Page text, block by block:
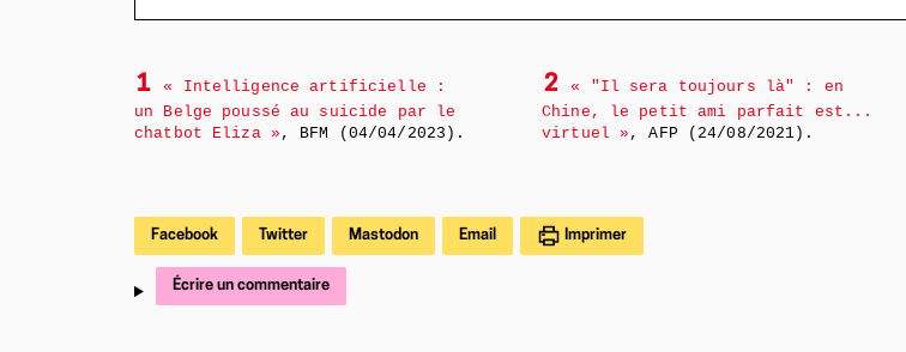
1
« Intelligence artificielle :
un Belge poussé au suicide par le
chatbot Eliza » , BFM (04/04/2023).
2
« "Il sera toujours là" : en
Chine, le petit ami parfait est...
virtuel » , AFP (24/08/2021).
Facebook Twitter Mastodon Email Imprimer
Écrire un commentaire